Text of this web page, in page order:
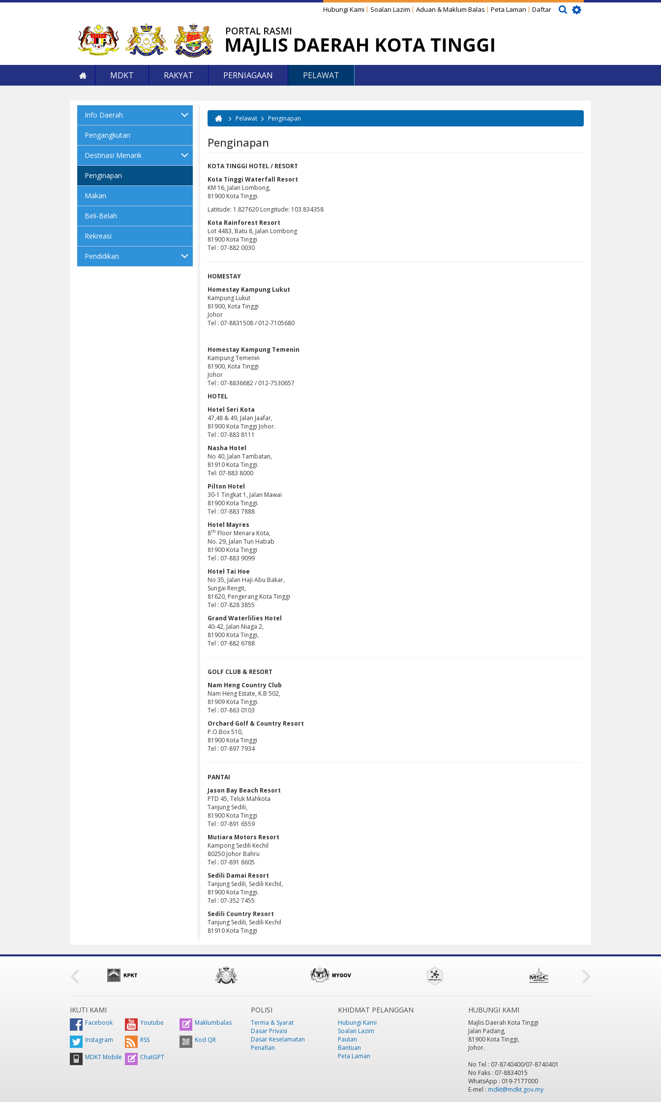
Hubungi Kami Soalan Lazim Aduan & Maklum Balas Peta Laman Daftar
MDKT RAKYAT PERNIAGAAN PELAWAT
Info Daerah
Pengangkutan
Destinasi Menarik
Penginapan
Makan
Beli-Belah
Rekreasi
Pendidikan
Anda di sini
Pelawat Penginapan
Penginapan
KOTA TINGGI HOTEL / RESORT
Kota Tinggi Waterfall Resort
KM 16, Jalan Lombong,
81900 Kota Tinggi.
Latitude: 1.827620 Longitude: 103.834358
Kota Rainforest Resort
Lot 4483, Batu 8, Jalan Lombong
81900 Kota Tinggi
Tel : 07-882 0030
HOMESTAY
Homestay Kampung Lukut
Kampung Lukut
81900, Kota Tinggi
Johor
Tel : 07-8831508 / 012-7105680
Homestay Kampung Temenin
Kampung Temenin
81900, Kota Tinggi
Johor
​Tel : 07-8836682 / 012-7530657
HOTEL
Hotel Seri Kota
47,48 & 49, Jalan Jaafar,
81900 Kota Tinggi Johor.
Tel : 07-883 8111
Nasha Hotel
No 40, Jalan Tambatan,
81910 Kota Tinggi.
Tel: 07-883 8000
Pilton Hotel
30-1 Tingkat 1, Jalan Mawai
81900 Kota Tinggi.
Tel : 07-883 7888
Hotel Mayres
8th Floor Menara Kota,
No. 29, Jalan Tun Habab
81900 Kota Tinggi
Tel : 07-883 9099
Hotel Tai Hoe
No 35, Jalan Haji Abu Bakar,
Sungai Rengit,
81620, Pengerang Kota Tinggi
Tel : 07-828 3855
Grand Waterlilies Hotel
40-42, Jalan Niaga 2,
81900 Kota Tinggi,
Tel : 07-882 6788
GOLF CLUB & RESORT
Nam Heng Country Club
Nam Heng Estate, K.B 502,
81909 Kota Tinggi.
Tel : 07-863 0103
Orchard Golf & Country Resort
P.O.Box 510,
81900 Kota Tinggi
Tel : 07-897 7934
PANTAI
Jason Bay Beach Resort
PTD 45, Teluk Mahkota
Tanjung Sedili,
81900 Kota Tinggi
Tel : 07-891 6559
Mutiara Motors Resort
Kampong Sedili Kechil
80250 Johor Bahru
Tel : 07-891 8605
Sedili Damai Resort
Tanjung Sedili, Sedili Kechil,
81900 Kota Tinggi.
Tel : 07-352 7455
Sedili Country Resort
Tanjung Sedili, Sedili Kechil
81910 Kota Tinggi
IKUTI KAMI
Facebook Youtube Maklumbalas
Instagram RSS Kod QR
MDKT Mobile ChatGPT
POLISI
Terma & Syarat
Dasar Privasi
Dasar Keselamatan
Penafian
KHIDMAT PELANGGAN
Hubungi Kami
Soalan Lazim
Pautan
Bantuan
Peta Laman
HUBUNGI KAMI
Majlis Daerah Kota Tinggi
Jalan Padang,
81900 Kota Tinggi,
Johor.
No Tel : 07-8740400/07-8740401
No Faks : 07-8834015
WhatsApp : 019-7177000
E-mel : mdkt@mdkt.gov.my